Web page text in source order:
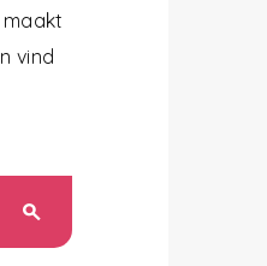
vind
search